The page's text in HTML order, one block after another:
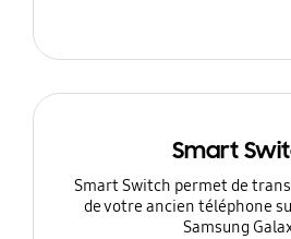
Smart
Smart Switch permet de
de votre ancien téléphone
Samsung